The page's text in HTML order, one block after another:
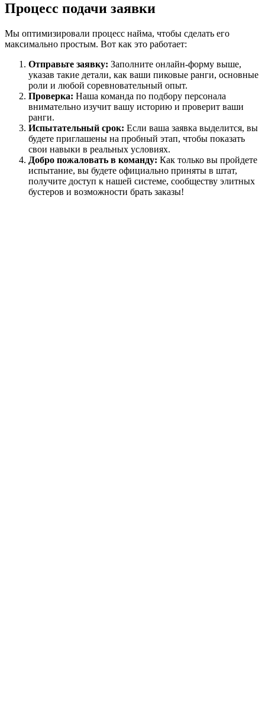
Процесс подачи заявки
Мы оптимизировали процесс найма, чтобы сделать его
максимально простым. Вот как это работает:
Отправьте заявку: Заполните онлайн-форму выше,
указав такие детали, как ваши пиковые ранги, основные
роли и любой соревновательный опыт.
Проверка: Наша команда по подбору персонала
внимательно изучит вашу историю и проверит ваши
ранги.
Испытательный срок: Если ваша заявка выделится, вы
будете приглашены на пробный этап, чтобы показать
свои навыки в реальных условиях.
Добро пожаловать в команду: Как только вы пройдете
испытание, вы будете официально приняты в штат,
получите доступ к нашей системе, сообществу элитных
бустеров и возможности брать заказы!